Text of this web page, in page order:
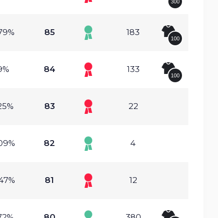
300
85 183
100
84 133
100
83 22
82 4
81 12